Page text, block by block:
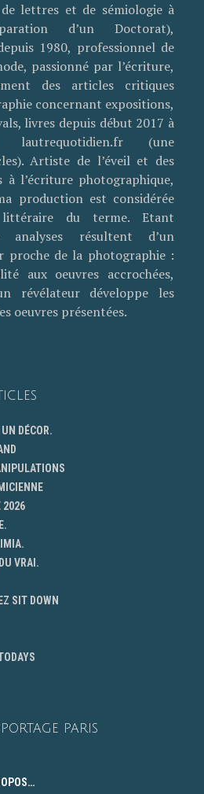
lettres et de sémiologie à
d’un Doctorat),
1980, professionnel de
passionné par l’écriture,
des articles critiques
concernant expositions,
livres depuis début 2017 à
lautrequotidien.fr (une
Artiste de l’éveil et des
à l’écriture photographique,
production est considérée
du terme. Etant
analyses résultent d’un
proche de la photographie :
aux oeuvres accrochées,
révélateur développe les
oeuvres présentées.
DÉCOR.
2026
VRAI.
SIT DOWN
PARIS